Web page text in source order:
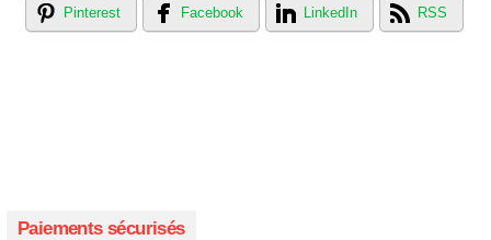
Pinterest Facebook LinkedIn RSS
Paiements sécurisés